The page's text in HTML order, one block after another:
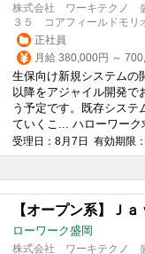
株式会社 ワーキテクノ
３５ コアフィールドモリ
正社員
月給 380,000円 ～
生保向け新規システムの
以降をアジャイル開発で
う予定です。既存システ
ていくこ... ハローワーク
受理日：8月7日 有効期限
【オープン系】Ｊ
ローワーク盛岡
株式会社 ワーキテクノ